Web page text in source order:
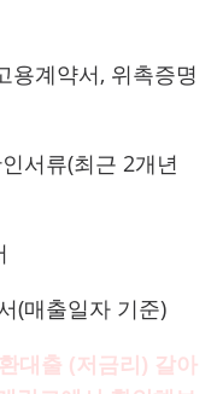
계약서, 위촉증명
서류(최근 2개년
(매출일자 기준)
대출 (저금리) 갈아